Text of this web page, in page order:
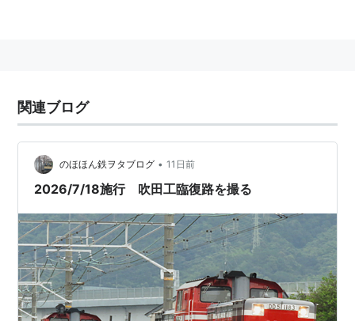
関連ブログ
のほほん鉄ヲタブログ • 11日前
2026/7/18施行 吹田工臨復路を撮る